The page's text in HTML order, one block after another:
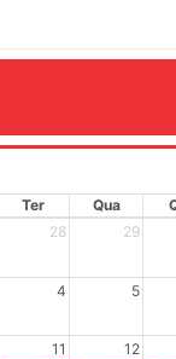
Ter Qua
28 29
4 5
11 12